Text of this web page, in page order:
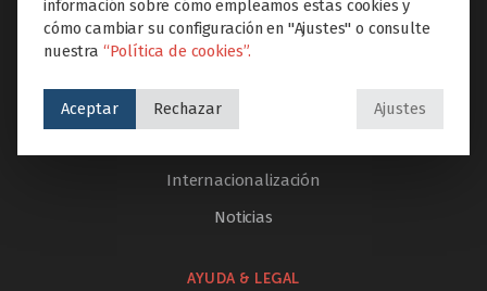
Proyectos Educare
Servicios
Internacionalización
Noticias
AYUDA & LEGAL
información sobre cómo empleamos estas cookies y
cómo cambiar su configuración en "Ajustes" o consulte
nuestra “Política de cookies”.
Aceptar Rechazar Ajustes